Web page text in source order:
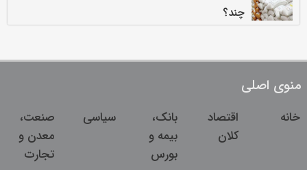
چند؟
منوی اصلی
خانه
اقتصاد
کلان
بانک،
بیمه و
بورس
سیاسی
صنعت،
معدن و
تجارت